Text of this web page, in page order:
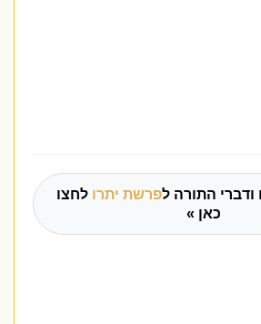
התורה לפרשת יתרולחצו
כאן »